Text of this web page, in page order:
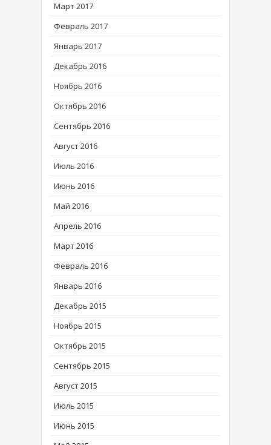
Март 2017
Февраль 2017
Январь 2017
Декабрь 2016
Ноябрь 2016
Октябрь 2016
Сентябрь 2016
Август 2016
Июль 2016
Июнь 2016
Май 2016
Апрель 2016
Март 2016
Февраль 2016
Январь 2016
Декабрь 2015
Ноябрь 2015
Октябрь 2015
Сентябрь 2015
Август 2015
Июль 2015
Июнь 2015